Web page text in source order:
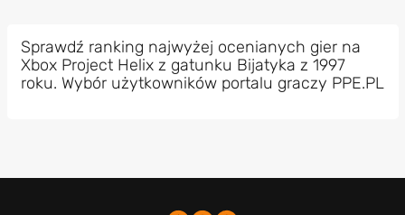
Sprawdź ranking najwyżej ocenianych gier na
Xbox Project Helix z gatunku Bijatyka z 1997
roku. Wybór użytkowników portalu graczy PPE.PL